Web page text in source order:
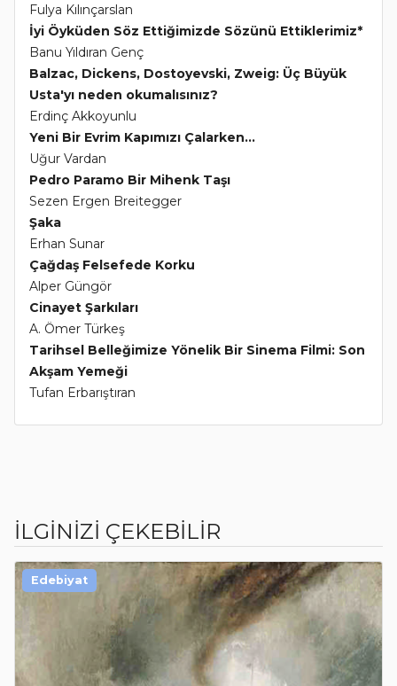
Fulya Kılınçarslan
İyi Öyküden Söz Ettiğimizde Sözünü Ettiklerimiz*
Banu Yıldıran Genç
Balzac, Dickens, Dostoyevski, Zweig: Üç Büyük
Usta'yı neden okumalısınız?
Erdinç Akkoyunlu
Yeni Bir Evrim Kapımızı Çalarken...
Uğur Vardan
Pedro Paramo Bir Mihenk Taşı
Sezen Ergen Breitegger
Şaka
Erhan Sunar
Çağdaş Felsefede Korku
Alper Güngör
Cinayet Şarkıları
A. Ömer Türkeş
Tarihsel Belleğimize Yönelik Bir Sinema Filmi: Son
Akşam Yemeği
Tufan Erbarıştıran
İLGİNİZİ ÇEKEBİLİR
Edebiyat